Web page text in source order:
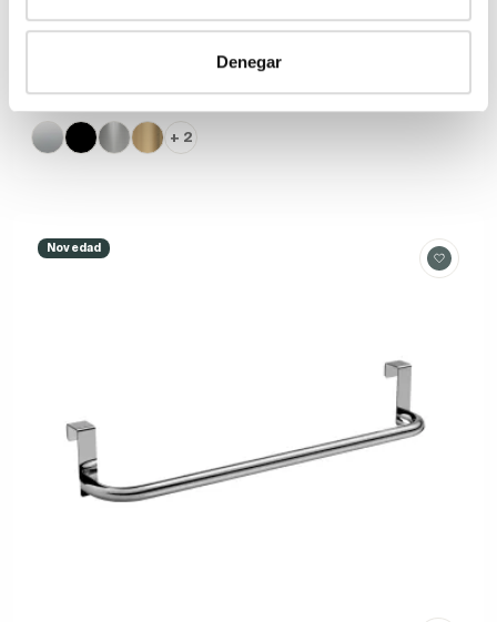
Denegar
Toallero de baño Medimex Aura
De colgar interior mueble, acero inoxidable
28,80€
+ 2
Novedad